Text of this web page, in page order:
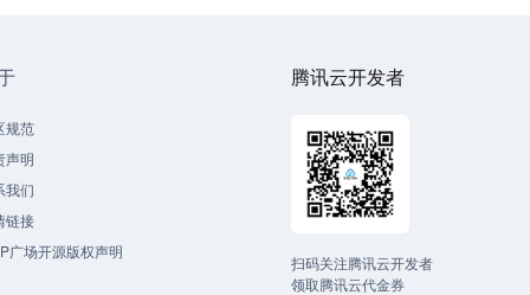
规范
声明
我们
链接
广场开源版权声明
腾讯云开发者
扫码关注腾讯云开发者
领取腾讯云代金券